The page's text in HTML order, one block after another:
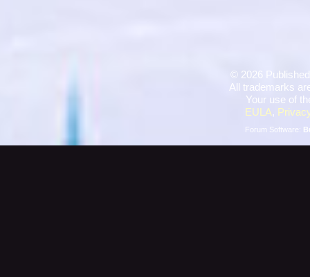
© 2026
All trademarks
Your use of
EULA,
Forum Software: